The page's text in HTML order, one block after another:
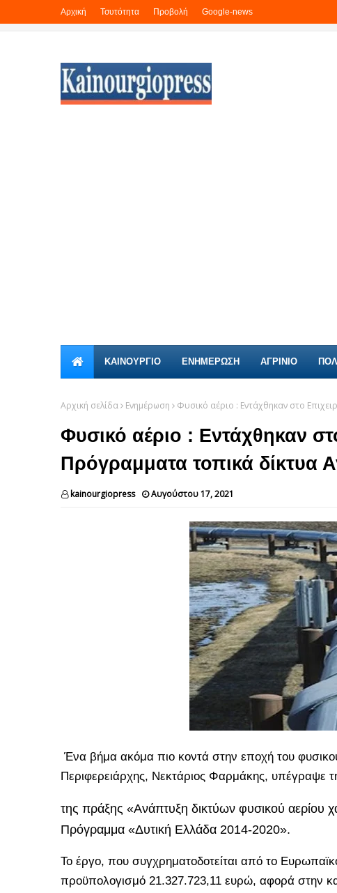
Αρχική Τσυτότητα Προβολή Google-news
ΚΑΙΝΟΎΡΓΙΟ ΕΝΗΜΕΡΩΣΗ ΑΓΡΙΝΙΟ
Αρχική σελίδα Ενημέρωση Φυσικό αέριο : Εντάχθηκαν στο
Φυσικό αέριο : Εντάχθηκαν
Πρόγραμματα τοπικά δίκτυα
kainourgiopress Αυγούστου 17, 2021
Ένα βήμα ακόμα πιο κοντά στην εποχή του
Περιφερειάρχης, Νεκτάριος Φαρμάκης, υπέγραψε
της πράξης «Ανάπτυξη δικτύων φυσικού αερίου
Πρόγραμμα «Δυτική Ελλάδα 2014-2020».
Το έργο, που συγχρηματοδοτείται από το
προϋπολογισμό 21.327.723,11 ευρώ, αφορά στην